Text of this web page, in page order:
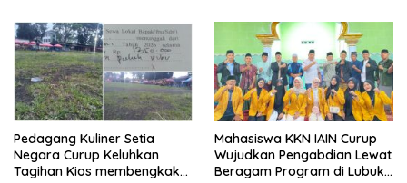
Pedagang Kuliner Setia
Negara Curup Keluhkan
Tagihan Kios membengkak
Mahasiswa KKN IAIN Curup
Wujudkan Pengabdian Lewat
Beragam Program di Lubuk